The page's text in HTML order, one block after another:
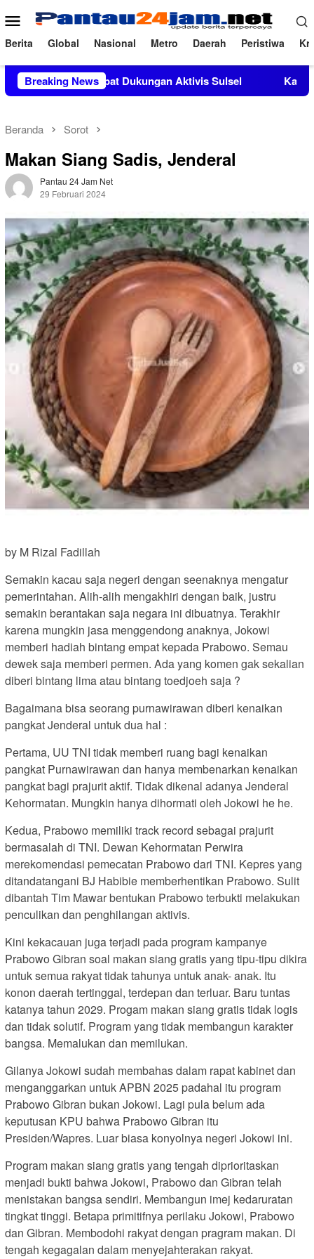
ke
konten
Menu
Mobile
Berita Global Nasional Metro Daerah Peristiwa
Breaking News
Dukungan Aktivis Sulsel Kapolres Polewali
Beranda Sorot
Makan Siang Sadis, Jenderal
Pantau 24 Jam Net
29 Februari 2024
by M Rizal Fadillah
Semakin kacau saja negeri dengan seenaknya mengatur
pemerintahan. Alih-alih mengakhiri dengan baik, justru
semakin berantakan saja negara ini dibuatnya. Terakhir
karena mungkin jasa menggendong anaknya, Jokowi
memberi hadiah bintang empat kepada Prabowo. Semau
dewek saja memberi permen. Ada yang komen gak sekalian
diberi bintang lima atau bintang toedjoeh saja ?
Bagaimana bisa seorang purnawirawan diberi kenaikan
pangkat Jenderal untuk dua hal :
Pertama, UU TNI tidak memberi ruang bagi kenaikan
pangkat Purnawirawan dan hanya membenarkan kenaikan
pangkat bagi prajurit aktif. Tidak dikenal adanya Jenderal
Kehormatan. Mungkin hanya dihormati oleh Jokowi he he.
Kedua, Prabowo memiliki track record sebagai prajurit
bermasalah di TNI. Dewan Kehormatan Perwira
merekomendasi pemecatan Prabowo dari TNI. Kepres yang
ditandatangani BJ Habibie memberhentikan Prabowo. Sulit
dibantah Tim Mawar bentukan Prabowo terbukti melakukan
penculikan dan penghilangan aktivis.
Kini kekacauan juga terjadi pada program kampanye
Prabowo Gibran soal makan siang gratis yang tipu-tipu dikira
untuk semua rakyat tidak tahunya untuk anak- anak. Itu
konon daerah tertinggal, terdepan dan terluar. Baru tuntas
katanya tahun 2029. Progam makan siang gratis tidak logis
dan tidak solutif. Program yang tidak membangun karakter
bangsa. Memalukan dan memilukan.
Gilanya Jokowi sudah membahas dalam rapat kabinet dan
menganggarkan untuk APBN 2025 padahal itu program
Prabowo Gibran bukan Jokowi. Lagi pula belum ada
keputusan KPU bahwa Prabowo Gibran itu
Presiden/Wapres. Luar biasa konyolnya negeri Jokowi ini.
Program makan siang gratis yang tengah diprioritaskan
menjadi bukti bahwa Jokowi, Prabowo dan Gibran telah
menistakan bangsa sendiri. Membangun imej kedaruratan
tingkat tinggi. Betapa primitifnya perilaku Jokowi, Prabowo
dan Gibran. Membodohi rakyat dengan pragram makan. Di
tengah kegagalan dalam menyejahterakan rakyat.